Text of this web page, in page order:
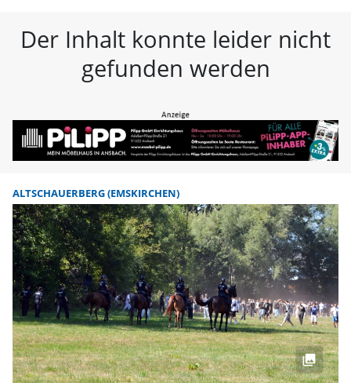
Der Inhalt konnte leider nicht
gefunden werden
ALTSCHAUERBERG (EMSKIRCHEN)